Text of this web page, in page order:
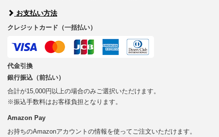
お支払い方法
クレジットカード（一括払い）
代金引換
銀行振込（前払い）
合計が15,000円以上の場合のみご選択いただけます。
※振込手数料はお客様負担となります。
Amazon Pay
お持ちのAmazonアカウントの情報を使ってご注文いただけます。